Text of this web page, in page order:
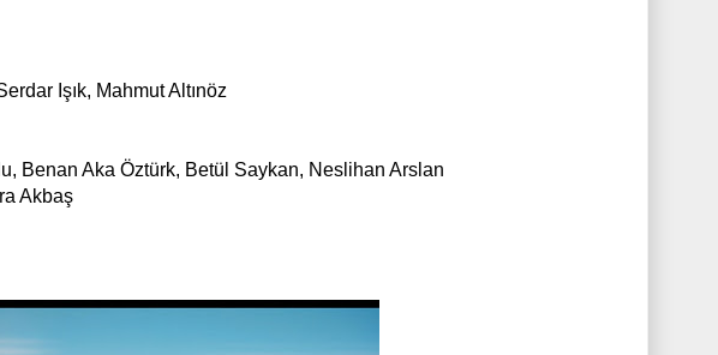
Işık, Mahmut Altınöz
Benan Aka Öztürk, Betül Saykan, Neslihan Arslan
Akbaş